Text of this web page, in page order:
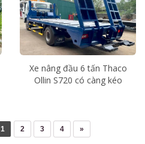
Xe nâng đầu 6 tấn Thaco
Ollin S720 có càng kéo
1 2 3 4 »